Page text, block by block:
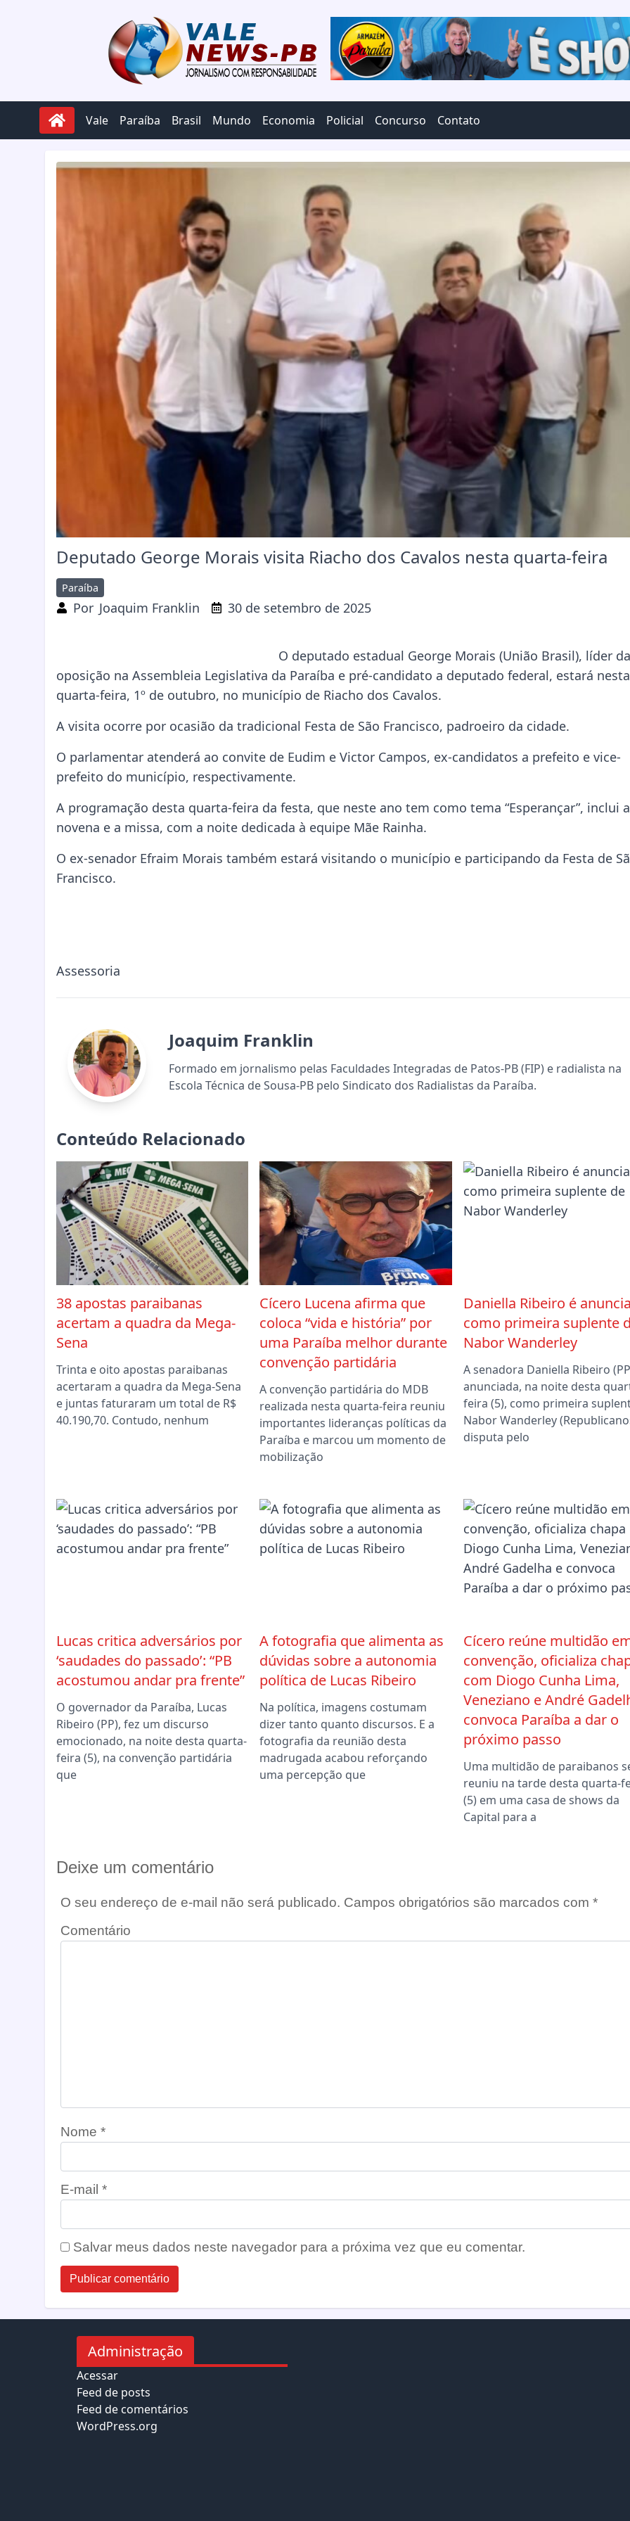
Vale Paraíba Brasil Mundo Economia Policial Concurso Contato
Deputado George Morais visita Riacho dos Cavalos nesta quarta-feira
Paraíba
Por Joaquim Franklin 30 de setembro de 2025
O deputado estadual George Morais (União Brasil), líder da
oposição na Assembleia Legislativa da Paraíba e pré-candidato a deputado federal, estará nesta
quarta-feira, 1º de outubro, no município de Riacho dos Cavalos.
A visita ocorre por ocasião da tradicional Festa de São Francisco, padroeiro da cidade.
O parlamentar atenderá ao convite de Eudim e Victor Campos, ex-candidatos a prefeito e vice-
prefeito do município, respectivamente.
A programação desta quarta-feira da festa, que neste ano tem como tema “Esperançar”, inclui a
novena e a missa, com a noite dedicada à equipe Mãe Rainha.
O ex-senador Efraim Morais também estará visitando o município e participando da Festa de
Francisco.
Assessoria
Joaquim Franklin
Formado em jornalismo pelas Faculdades Integradas de Patos-PB (FIP) e radialista na
Escola Técnica de Sousa-PB pelo Sindicato dos Radialistas da Paraíba.
Conteúdo Relacionado
38 apostas paraibanas
acertam a quadra da Mega-
Sena
Trinta e oito apostas paraibanas
acertaram a quadra da Mega-Sena
e juntas faturaram um total de R$
40.190,70. Contudo, nenhum
Cícero Lucena afirma que
coloca “vida e história” por
uma Paraíba melhor durante
convenção partidária
A convenção partidária do MDB
realizada nesta quarta-feira reuniu
importantes lideranças políticas da
Paraíba e marcou um momento de
mobilização
Daniella Ribeiro é
como primeira suplente
Nabor Wanderley
A senadora Daniella Ribeiro
anunciada, na noite desta
feira (5), como primeira
Nabor Wanderley
disputa pelo
Lucas critica adversários por
‘saudades do passado’: “PB
acostumou andar pra frente”
O governador da Paraíba, Lucas
Ribeiro (PP), fez um discurso
emocionado, na noite desta quarta-
feira (5), na convenção partidária
que
A fotografia que alimenta as
dúvidas sobre a autonomia
política de Lucas Ribeiro
Na política, imagens costumam
dizer tanto quanto discursos. E a
fotografia da reunião desta
madrugada acabou reforçando
uma percepção que
Cícero reúne multidão
convenção, oficializa
com Diogo Cunha Lima,
Veneziano e André
convoca Paraíba a dar o
próximo passo
Uma multidão de paraibanos
reuniu na tarde desta quarta-
(5) em uma casa de shows da
Capital para a
Deixe um comentário
O seu endereço de e-mail não será publicado. Campos obrigatórios são marcados com *
Comentário
Nome *
E-mail *
Salvar meus dados neste navegador para a próxima vez que eu comentar.
Administração
Acessar
Feed de posts
Feed de comentários
WordPress.org